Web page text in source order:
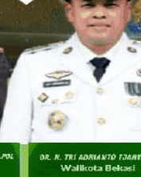
Ia mengajak
“
Tentunya mereka
membutuhkan bantuan
Aksi ini berlangsung
kemudian dihantarkan